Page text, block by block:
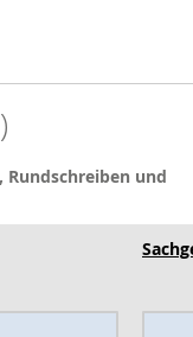
Rundschreiben und